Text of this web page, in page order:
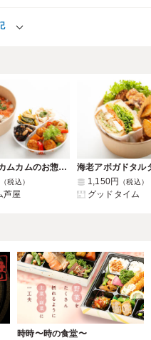
2色ご飯とカムカムのお惣菜3種と自家製鶏肉団子の黒酢あんかけ弁当
（税込）
芦屋
1,150円 （税込）
グッドタイム
時時〜時の食堂〜